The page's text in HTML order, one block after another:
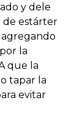
y dele
de estárter
agregando
la
que la
tapar la
evitar